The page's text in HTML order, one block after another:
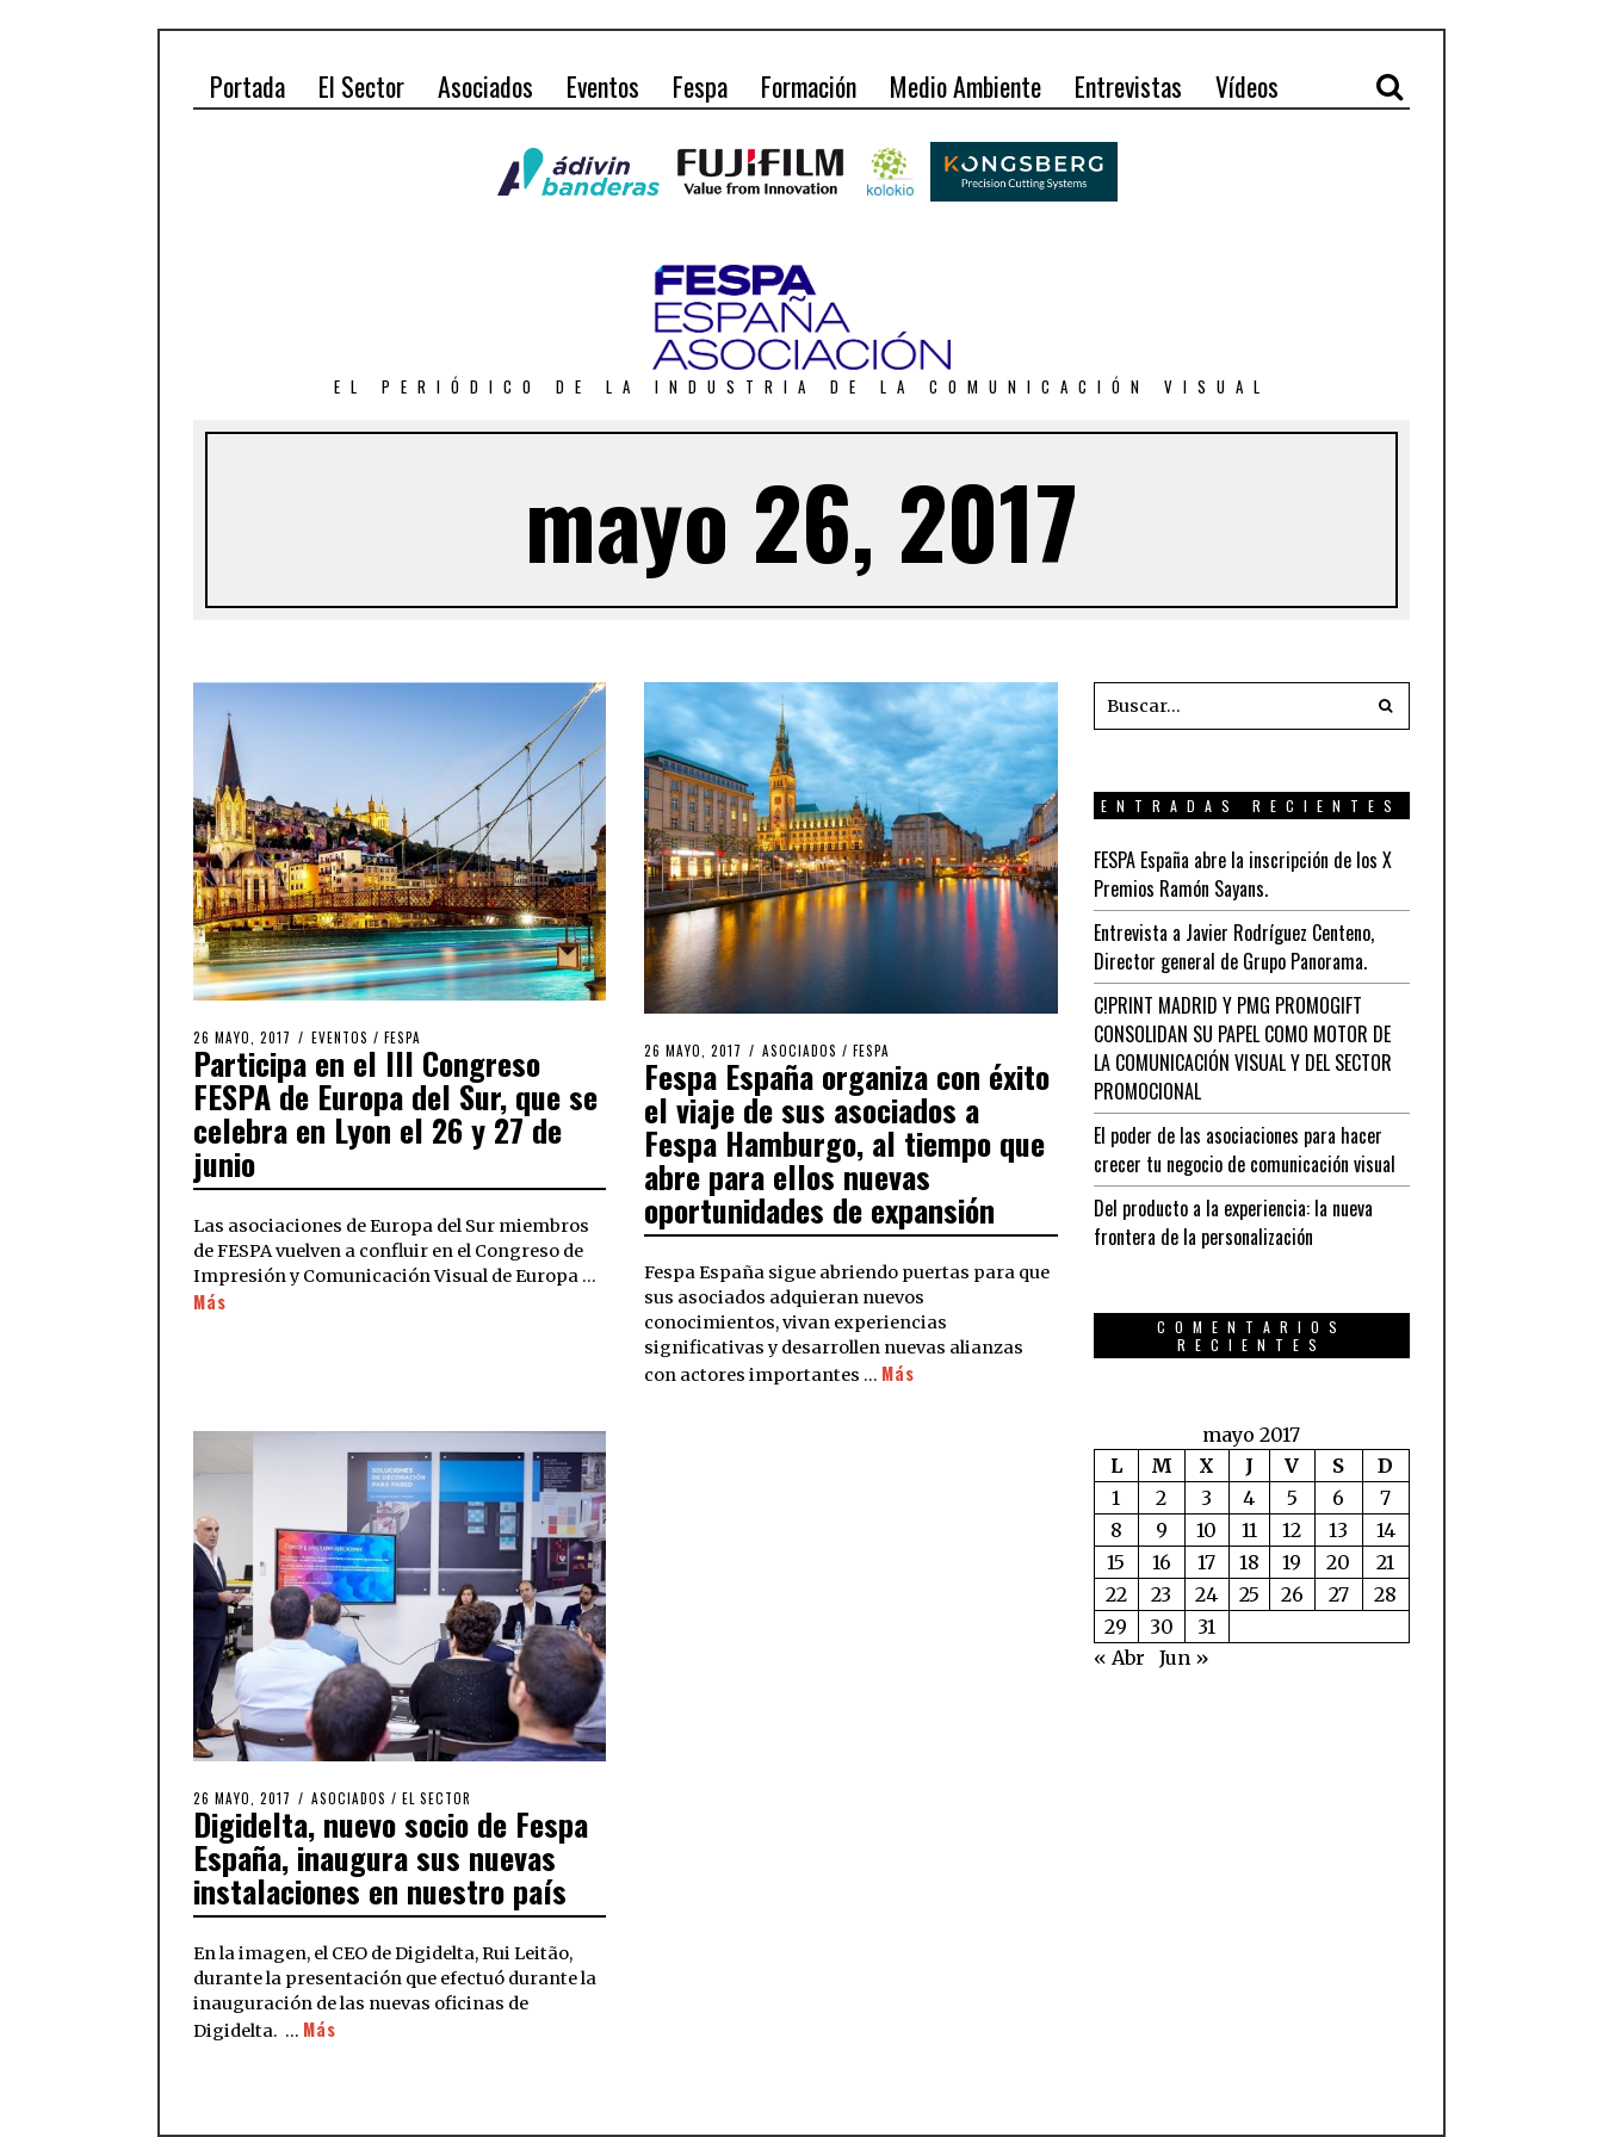
Portada El Sector Asociados Eventos Fespa Formación Medio Ambiente Entrevistas Vídeos
EL PERIÓDICO DE LA INDUSTRIA DE LA COMUNICACIÓN VISUAL
mayo 26, 2017
26 MAYO, 2017 EVENTOS / FESPA
Participa en el III Congreso
FESPA de Europa del Sur, que se
celebra en Lyon el 26 y 27 de
junio
Las asociaciones de Europa del Sur miembros
de FESPA vuelven a confluir en el Congreso de
Impresión y Comunicación Visual de Europa …
Más
26 MAYO, 2017 ASOCIADOS / FESPA
Fespa España organiza con éxito
el viaje de sus asociados a
Fespa Hamburgo, al tiempo que
abre para ellos nuevas
oportunidades de expansión
Fespa España sigue abriendo puertas para que
sus asociados adquieran nuevos
conocimientos, vivan experiencias
significativas y desarrollen nuevas alianzas
con actores importantes … Más
26 MAYO, 2017 ASOCIADOS / EL SECTOR
Digidelta, nuevo socio de Fespa
España, inaugura sus nuevas
instalaciones en nuestro país
En la imagen, el CEO de Digidelta, Rui Leitão,
durante la presentación que efectuó durante la
inauguración de las nuevas oficinas de
Digidelta. … Más
ENTRADAS RECIENTES
FESPA España abre la inscripción de los X
Premios Ramón Sayans.
Entrevista a Javier Rodríguez Centeno,
Director general de Grupo Panorama.
C!PRINT MADRID Y PMG PROMOGIFT
CONSOLIDAN SU PAPEL COMO MOTOR DE
LA COMUNICACIÓN VISUAL Y DEL SECTOR
PROMOCIONAL
El poder de las asociaciones para hacer
crecer tu negocio de comunicación visual
Del producto a la experiencia: la nueva
frontera de la personalización
COMENTARIOS
RECIENTES
mayo 2017
L
M X J V S
D
1
2 3 4 5 6
7
8
9 10 11 12 13
14
15
16 17 18 19 20
21
22
23 24 25 26 27
28
29
30
31
« Abr
Jun »